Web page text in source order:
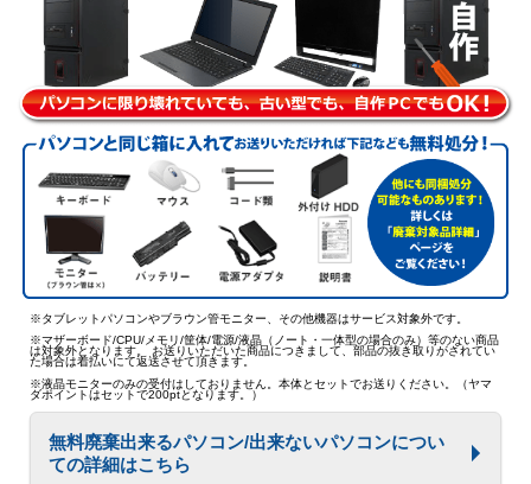
※タブレットパソコンやブラウン管モニター、その他機器はサービス対象外です。
※マザーボード/CPU/メモリ/筐体/電源/液晶（ノート・一体型の場合のみ）等のない商品
は対象外となります。 お送りいただいた商品につきまして、部品の抜き取りがされてい
た場合は着払いにて返送させて頂きます。
※液晶モニターのみの受付はしておりません。本体とセットでお送りください。（ヤマ
ダポイントはセットで200ptとなります。）
無料廃棄出来るパソコン/出来ないパソコンについ
ての詳細はこちら